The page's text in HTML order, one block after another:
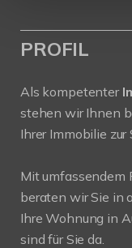
PROFIL
Als kompetenter
stehen wir Ihnen
Ihrer Immobilie zur
Mit umfassendem
beraten wir Sie in
Ihre Wohnung in
sind für Sie da.